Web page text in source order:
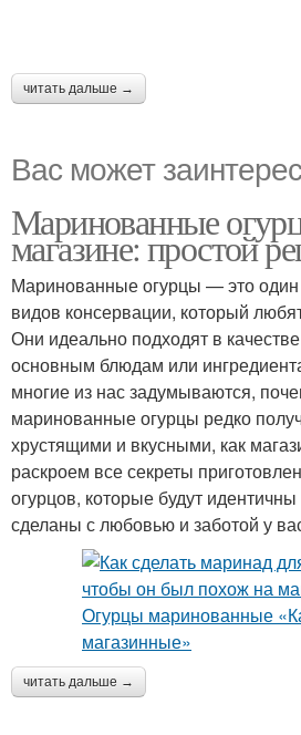
читать дальше →
Вас может
Маринованные
магазине: простой
Маринованные огурцы — это
видов консервации, который
Они идеально подходят в
основным блюдам или
многие из нас задумываются,
маринованные огурцы редко
хрустящими и вкусными, как
раскроем все секреты
огурцов, которые будут
сделаны с любовью и заботой у
читать дальше →